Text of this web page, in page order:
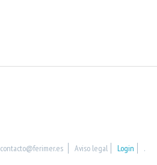
contacto@ferimer.es Aviso legal Login .